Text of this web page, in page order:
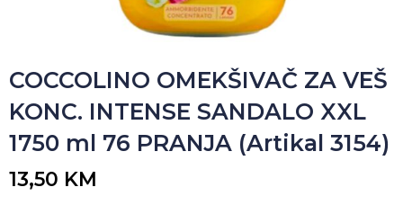
COCCOLINO OMEKŠIVAČ ZA VEŠ
KONC. INTENSE SANDALO XXL
1750 ml 76 PRANJA (Artikal 3154)
13,50 KM